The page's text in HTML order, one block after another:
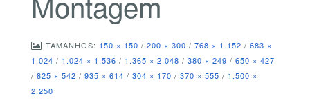
TAMANHOS: 150 × 150 / 200 × 300 / 768 × 1.152 / 683 ×
1.024 / 1.024 × 1.536 / 1.365 × 2.048 / 380 × 249 / 650 × 427
/ 825 × 542 / 935 × 614 / 304 × 170 / 370 × 555 / 1.500 ×
2.250